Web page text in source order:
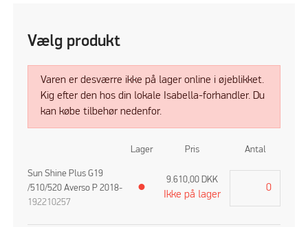
Vælg produkt
Varen er desværre ikke på lager online i øjeblikket.
Kig efter den hos din lokale Isabella-forhandler. Du
kan købe tilbehør nedenfor.
Lager Pris Antal
Sun Shine Plus G19
/510/520 Averso P 2018-
192210257
●
9.610,00 DKK
Ikke på lager